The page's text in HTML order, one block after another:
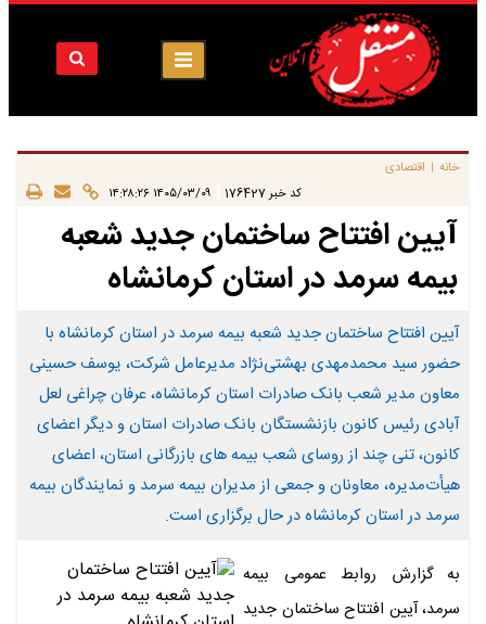
خانه | اقتصادی
کد خبر 176427 ۱۴۰۵/۰۳/۰۹ ۱۴:۲۸:۲۶
آیین افتتاح ساختمان جدید شعبه
بیمه سرمد در استان کرمانشاه
آیین افتتاح ساختمان جدید شعبه بیمه سرمد در استان کرمانشاه با
حضور سید محمدمهدی بهشتی‌نژاد مدیرعامل شرکت، یوسف حسینی
معاون مدیر شعب بانک صادرات استان کرمانشاه، عرفان چراغی لعل
آبادی رئیس کانون بازنشستگان بانک صادرات استان و دیگر اعضای
کانون، تنی چند از روسای شعب بیمه های بازرگانی استان، اعضای
هیأت‌مدیره، معاونان و جمعی از مدیران بیمه سرمد و نمایندگان بیمه
سرمد در استان کرمانشاه در حال برگزاری است.
به گزارش روابط عمومی بیمه
سرمد، آیین افتتاح ساختمان جدید